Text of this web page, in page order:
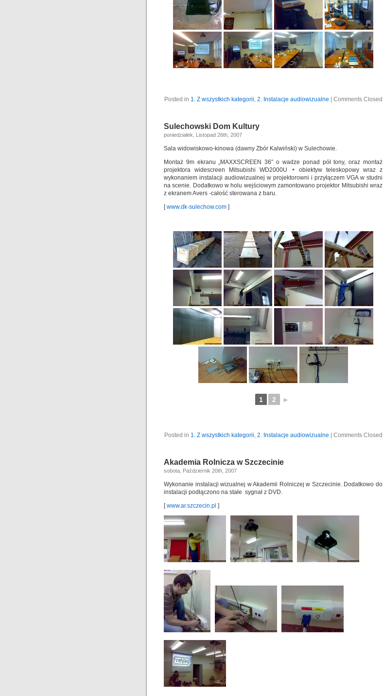
Posted in 1. Z wszystkich kategorii, 2. Instalacje audiowizualne Comments Closed
Sulechowski Dom Kultury
poniedziałek, Listopad 26th, 2007
Sala widowiskowo-kinowa (dawny Zbór Kalwiński) w Sulechowie.
Montaż 9m ekranu „MAXXSCREEN 36” o wadze ponad pół tony, oraz montaż
projektora widescreen Mitsubishi WD2000U + obiektyw teleskopowy wraz z
wykonaniem instalacji audiowizualnej w projektorowni i przyłączem VGA w studni
na scenie. Dodatkowo w holu wejściowym zamontowano projektor Mitsubishi wraz
z ekranem Avers -całość sterowana z baru.
[www.dk-sulechow.com ]
1 2 ►
Posted in 1. Z wszystkich kategorii, 2. Instalacje audiowizualne Comments Closed
Akademia Rolnicza w Szczecinie
sobota, Październik 20th, 2007
Wykonanie instalacji wizualnej w Akademii Rolniczej w Szczecinie. Dodatkowo do
instalacji podłączono na stałe sygnał z DVD.
[www.ar.szczecin.pl ]